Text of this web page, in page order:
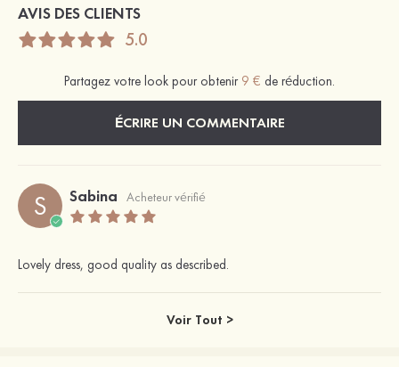
AVIS DES CLIENTS
5.0
Partagez votre look pour obtenir 9 € de réduction.
ÉCRIRE UN COMMENTAIRE
S Sabina Acheteur vérifié
Lovely dress, good quality as described.
Voir Tout >